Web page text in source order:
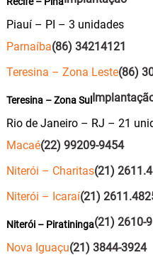
Piauí – PI – 3 unidades
Parnaíba(86) 34214121
Teresina – Zona Leste(86)
Teresina – Zona Sul
Rio de Janeiro – RJ – 21
Macaé(22) 99209-9454
Niterói – Charitas(21)
Niterói – Icaraí(21)
Niterói – Piratininga(21) 2610-
Nova Iguaçu(21) 3844-3924